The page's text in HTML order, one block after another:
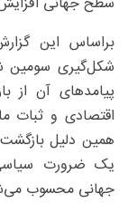
براساس این
شکل‌گیری سومین
پیامدهای آن از
اقتصادی و ثبات
همین دلیل بازگشت
یک ضرورت سیاسی
جهانی محسوب